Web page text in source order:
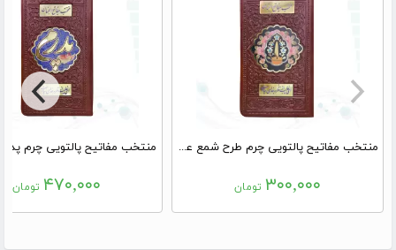
منتخب مفاتیح پالتویی چرم طرح شمع عمومی پلاک دار
۳۰۰,۰۰۰ تومان
منتخب مفاتیح پالتویی چرم
۴۷۰,۰۰۰ تومان